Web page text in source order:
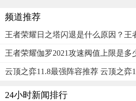
频道推荐
王者荣耀日之塔闪退是什么原因？王
王者荣耀伽罗2021攻速阀值上限是多
云顶之弈11.8最强阵容推荐 云顶之弈
24小时新闻排行